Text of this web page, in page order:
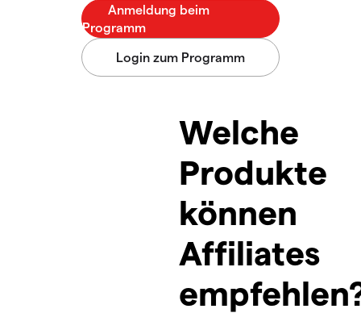
Welche
Produkte
können
Affiliates